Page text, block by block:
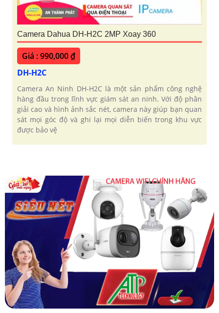
Camera Dahua DH-H2C 2MP Xoay 360
Giá : 990,000 ₫
DH-H2C
Camera An Ninh DH-H2C là một sản phẩm công nghệ
hàng đầu trong lĩnh vực giám sát an ninh. Với độ phân
giải cao và hình ảnh sắc nét, camera này giúp bạn quan
sát mọi góc độ và ghi lại mọi diễn biến trong khu vực
được bảo vệ